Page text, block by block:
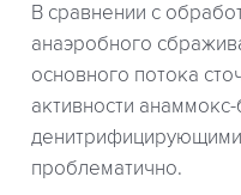
В сравнении с
анаэробного
основного потока
активности
проблематично.